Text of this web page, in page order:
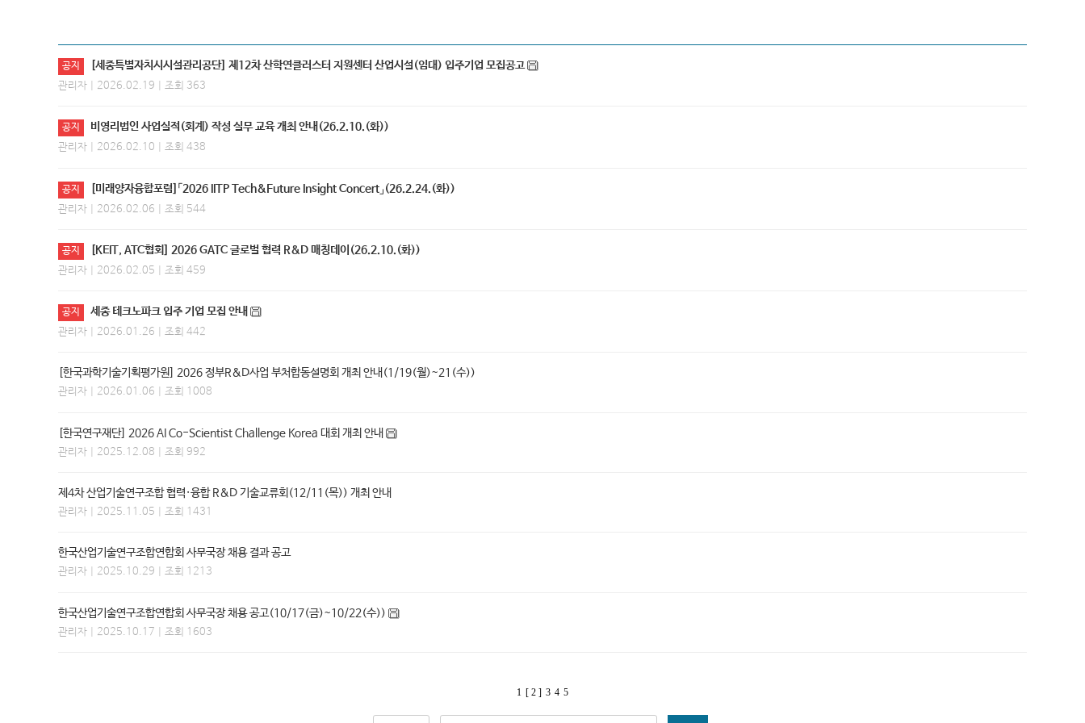
공지 [세종특별자치시시설관리공단] 제12차 산학연클러스터 지원센터 산업시설(임대) 입주기업 모집공고
관리자 | 2026.02.19 | 조회 363
공지 비영리법인 사업실적(회계) 작성 실무 교육 개최 안내(26.2.10.(화))
관리자 | 2026.02.10 | 조회 438
공지 [미래양자융합포럼]「2026 IITP Tech&Future Insight Concert」(26.2.24.(화))
관리자 | 2026.02.06 | 조회 544
공지 [KEIT, ATC협회] 2026 GATC 글로벌 협력 R&D 매칭데이(26.2.10.(화))
관리자 | 2026.02.05 | 조회 459
공지 세종 테크노파크 입주 기업 모집 안내
관리자 | 2026.01.26 | 조회 442
[한국과학기술기획평가원] 2026 정부R&D사업 부처합동설명회 개최 안내(1/19(월)~21(수))
관리자 | 2026.01.06 | 조회 1008
[한국연구재단] 2026 AI Co-Scientist Challenge Korea 대회 개최 안내
관리자 | 2025.12.08 | 조회 992
제4차 산업기술연구조합 협력·융합 R&D 기술교류회(12/11(목)) 개최 안내
관리자 | 2025.11.05 | 조회 1431
한국산업기술연구조합연합회 사무국장 채용 결과 공고
관리자 | 2025.10.29 | 조회 1213
한국산업기술연구조합연합회 사무국장 채용 공고(10/17(금)~10/22(수))
관리자 | 2025.10.17 | 조회 1603
1 [ 2 ] 3 4 5